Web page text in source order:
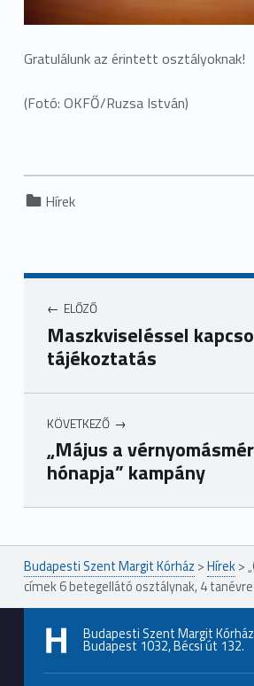
Gratulálunk az érintett osztályoknak!
(Fotó: OKFŐ/Ruzsa István)
Categorized in:
Hírek
ELŐZŐ
Maszkviseléssel
tájékoztatás
KÖVETKEZŐ
„Május a
hónapja” kampány
Ugrás a főmenühöz
Budapesti Szent Margit Kórház >Hírek>
címek 6 betegellátó osztálynak, 4 tanévre
Budapesti Szent Margit Kórház
Budapest 1032, Bécsi út 132.